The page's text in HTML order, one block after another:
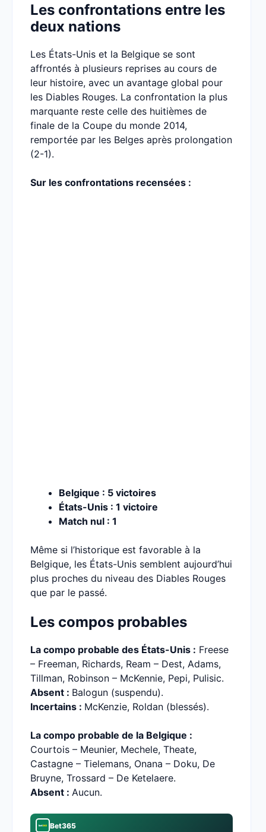
Les confrontations entre les
deux nations
Les États-Unis et la Belgique se sont
affrontés à plusieurs reprises au cours de
leur histoire, avec un avantage global pour
les Diables Rouges. La confrontation la plus
marquante reste celle des huitièmes de
finale de la Coupe du monde 2014,
remportée par les Belges après prolongation
(2-1).
Sur les confrontations recensées :
Belgique : 5 victoires
États-Unis : 1 victoire
Match nul : 1
Même si l’historique est favorable à la
Belgique, les États-Unis semblent aujourd’hui
plus proches du niveau des Diables Rouges
que par le passé.
Les compos probables
La compo probable des États-Unis : Freese
– Freeman, Richards, Ream – Dest, Adams,
Tillman, Robinson – McKennie, Pepi, Pulisic.
Absent : Balogun (suspendu).
Incertains : McKenzie, Roldan (blessés).
La compo probable de la Belgique :
Courtois – Meunier, Mechele, Theate,
Castagne – Tielemans, Onana – Doku, De
Bruyne, Trossard – De Ketelaere.
Absent : Aucun.
Bet365